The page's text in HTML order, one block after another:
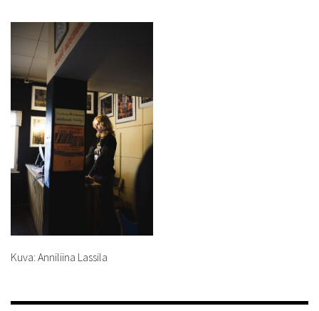
Kuva: Anniliina Lassila